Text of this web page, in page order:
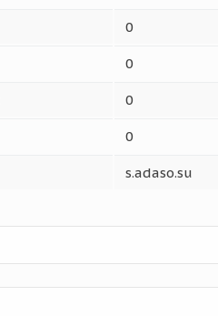
0
0
0
0
s.adaso.su